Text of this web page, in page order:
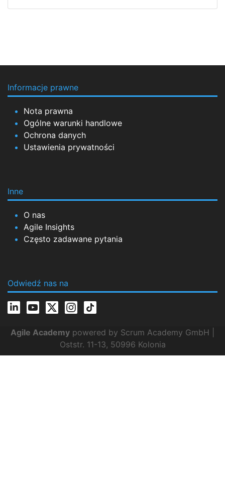
Informacje prawne
Nota prawna
Ogólne warunki handlowe
Ochrona danych
Ustawienia prywatności
Inne
O nas
Agile Insights
Często zadawane pytania
Odwiedź nas na
Agile Academy powered by Scrum Academy GmbH |
Oststr. 11-13, 50996 Kolonia